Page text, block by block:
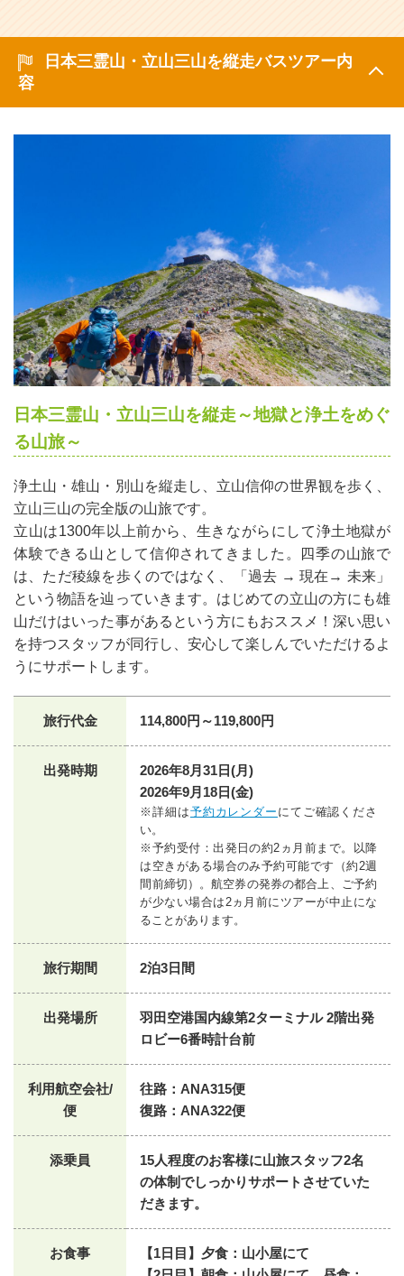
日本三霊山・立山三山を縦走バスツアー内
容
日本三霊山・立山三山を縦走～地獄と浄土をめぐ
る山旅～
浄土山・雄山・別山を縦走し、立山信仰の世界観を歩く、
立山三山の完全版の山旅です。
立山は1300年以上前から、生きながらにして浄土地獄が
体験できる山として信仰されてきました。四季の山旅で
は、ただ稜線を歩くのではなく、「過去 → 現在→ 未来」
という物語を辿っていきます。はじめての立山の方にも雄
山だけはいった事があるという方にもおススメ！深い思い
を持つスタッフが同行し、安心して楽しんでいただけるよ
うにサポートします。
旅行代金 114,800円～119,800円
出発時期
2026年8月31日(月)
2026年9月18日(金)
※詳細は予約カレンダー にてご確認くださ
い。
※予約受付：出発日の約2ヵ月前まで。以降
は空きがある場合のみ予約可能です（約2週
間前締切）。航空券の発券の都合上、ご予約
が少ない場合は2ヵ月前にツアーが中止にな
ることがあります。
旅行期間 2泊3日間
出発場所
羽田空港国内線第2ターミナル 2階出発
ロビー6番時計台前
利用航空会社/
便
往路：ANA315便
復路：ANA322便
添乗員
15人程度のお客様に山旅スタッフ2名
の体制でしっかりサポートさせていた
だきます。
お食事
【1日目】夕食：山小屋にて